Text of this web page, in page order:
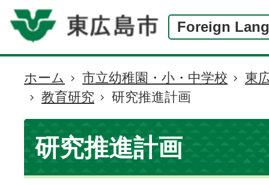
Foreign
現
在
の
位
置
ホーム 市立幼稚園・小・中学校
東
教育研究
研究推進計画
研究推進計画